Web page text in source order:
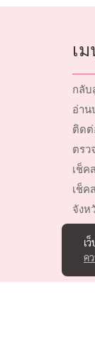
เ
กลับ
อ่าน
ติดต่
ตรว
เช็ค
เช็ค
จังห
เ
ค